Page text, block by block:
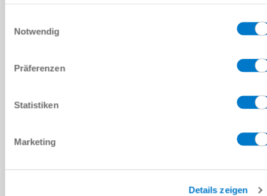
Notwendig
Präferenzen
Statistiken
Marketing
Details zeigen
다운로드
CAD 데이터 다운로드